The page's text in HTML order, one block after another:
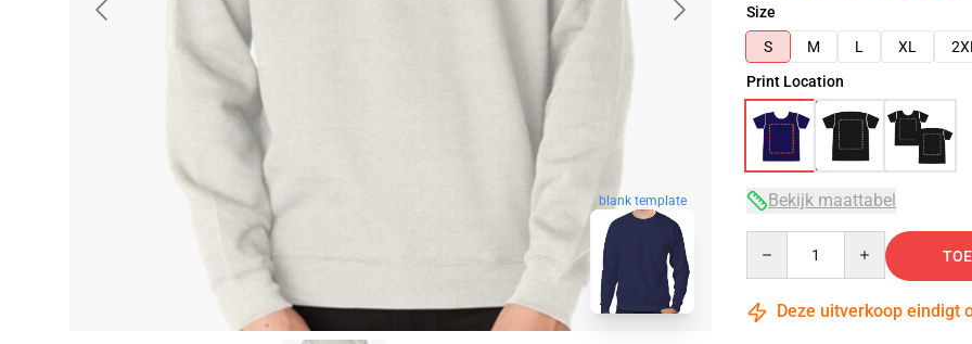
blank template
Size
S
M L XL 2XL
Print Location
Bekijk maattabel
Deze uitverkoop eindigt